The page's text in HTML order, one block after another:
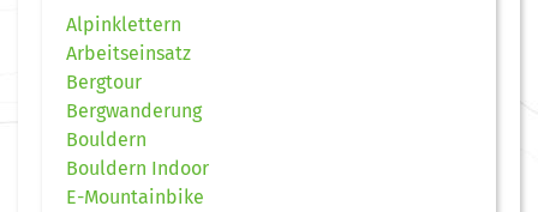
Alpinklettern
Arbeitseinsatz
Bergtour
Bergwanderung
Bouldern
Bouldern Indoor
E-Mountainbike